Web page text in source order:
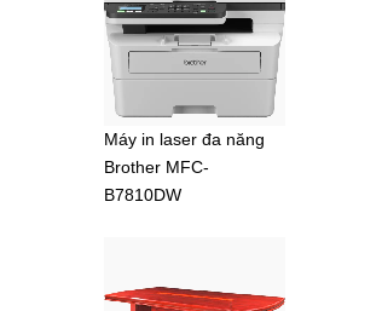
Máy in laser đa năng
Brother MFC-
B7810DW